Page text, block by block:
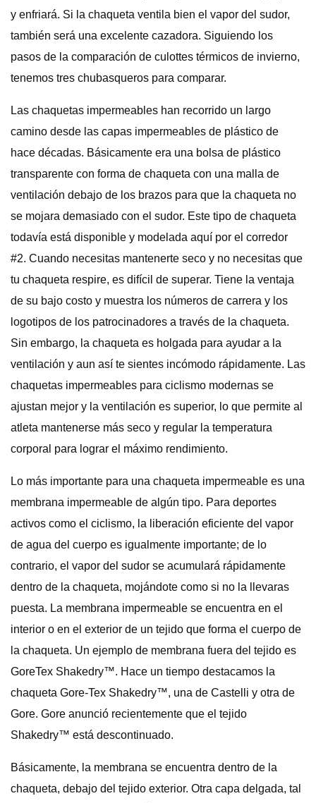
y enfriará. Si la chaqueta ventila bien el vapor del sudor,
también será una excelente cazadora. Siguiendo los
pasos de la comparación de culottes térmicos de invierno,
tenemos tres chubasqueros para comparar.
Las chaquetas impermeables han recorrido un largo
camino desde las capas impermeables de plástico de
hace décadas. Básicamente era una bolsa de plástico
transparente con forma de chaqueta con una malla de
ventilación debajo de los brazos para que la chaqueta no
se mojara demasiado con el sudor. Este tipo de chaqueta
todavía está disponible y modelada aquí por el corredor
#2. Cuando necesitas mantenerte seco y no necesitas que
tu chaqueta respire, es difícil de superar. Tiene la ventaja
de su bajo costo y muestra los números de carrera y los
logotipos de los patrocinadores a través de la chaqueta.
Sin embargo, la chaqueta es holgada para ayudar a la
ventilación y aun así te sientes incómodo rápidamente. Las
chaquetas impermeables para ciclismo modernas se
ajustan mejor y la ventilación es superior, lo que permite al
atleta mantenerse más seco y regular la temperatura
corporal para lograr el máximo rendimiento.
Lo más importante para una chaqueta impermeable es una
membrana impermeable de algún tipo. Para deportes
activos como el ciclismo, la liberación eficiente del vapor
de agua del cuerpo es igualmente importante; de ​​lo
contrario, el vapor del sudor se acumulará rápidamente
dentro de la chaqueta, mojándote como si no la llevaras
puesta. La membrana impermeable se encuentra en el
interior o en el exterior de un tejido que forma el cuerpo de
la chaqueta. Un ejemplo de membrana fuera del tejido es
GoreTex Shakedry™. Hace un tiempo destacamos la
chaqueta Gore-Tex Shakedry™, una de Castelli y otra de
Gore. Gore anunció recientemente que el tejido
Shakedry™ está descontinuado.
Básicamente, la membrana se encuentra dentro de la
chaqueta, debajo del tejido exterior. Otra capa delgada, tal